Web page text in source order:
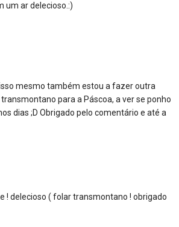
um ar delecioso.:)
mesmo também estou a fazer outra
para a Páscoa, a ver se ponho
dias ;D Obrigado pelo comentário e até a
! delecioso ( folar transmontano ! obrigado